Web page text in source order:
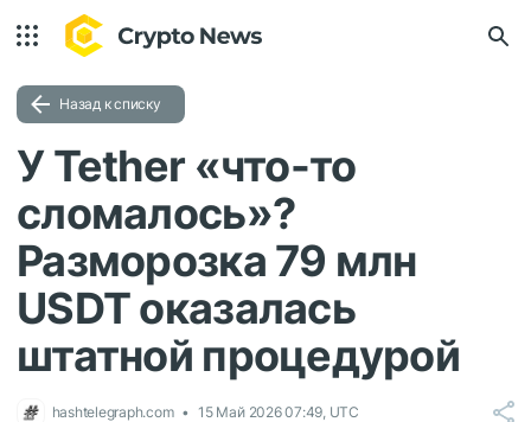
Назад к списку
У Tether «что-то
сломалось»?
Разморозка 79 млн
USDT оказалась
штатной процедурой
hashtelegraph.com 15 Май 2026 07:49, UTC